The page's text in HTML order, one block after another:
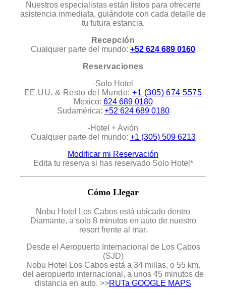
Nuestros especialistas están listos para ofrecerte
asistencia inmediata, guiándote con cada detalle de
tu futura estancia.
Recepción
Cualquier parte del mundo: +52 624 689 0160
Reservaciones
-Solo Hotel
EE.UU. & Resto del Mundo:+1 (305) 674 5575
Mexico: 624 689 0180
Sudamérica: +52 624 689 0180
-Hotel + Avión
Cualquier parte del mundo: +1 (305) 509 6213
Modificar mi Reservación
Edita tu reserva si has reservado Solo Hotel*
Cómo Llegar
Nobu Hotel Los Cabos está ubicado dentro
Diamante, a solo 8 minutos en auto de nuestro
resort frente al mar.
Desde el Aeropuerto Internacional de Los Cabos
(SJD)
Nobu Hotel Los Cabos está a 34 millas, o 55 km.
del aeropuerto internacional, a unos 45 minutos de
distancia en auto. >>RUTa GOOGLE MAPS